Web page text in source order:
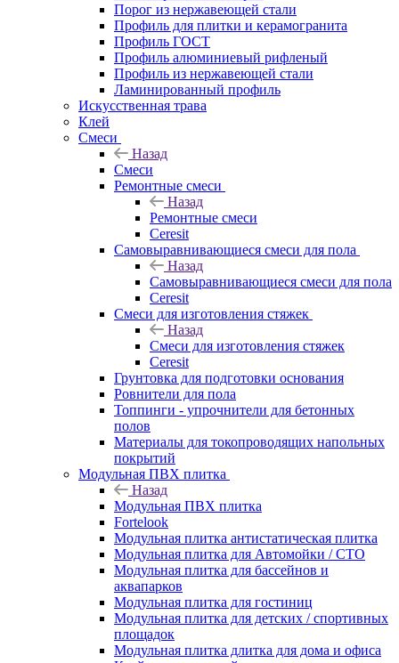
Порог из нержавеющей стали
Профиль для плитки и керамогранита
Профиль ГОСТ
Профиль алюминиевый рифленый
Профиль из нержавеющей стали
Ламинированный профиль
Искусственная трава
Клей
Смеси
Назад
Смеси
Ремонтные смеси
Назад
Ремонтные смеси
Ceresit
Самовыравнивающиеся смеси для пола
Назад
Самовыравнивающиеся смеси для пола
Ceresit
Смеси для изготовления стяжек
Назад
Смеси для изготовления стяжек
Ceresit
Грунтовка для подготовки основания
Ровнители для пола
Топпинги - упрочнители для бетонных
полов
Материалы для токопроводящих напольных
покрытий
Модульная ПВХ плитка
Назад
Модульная ПВХ плитка
Fortelook
Модульная плитка антистатическая плитка
Модульная плитка для Автомойки / СТО
Модульная плитка для бассейнов и
аквапарков
Модульная плитка для гостиниц
Модульная плитка для детских / спортивных
площадок
Модульная плитка длитка для дома и офиса